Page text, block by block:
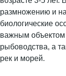
размножению и
биологические
важным объектом
рыбоводства, а
рек и морей.